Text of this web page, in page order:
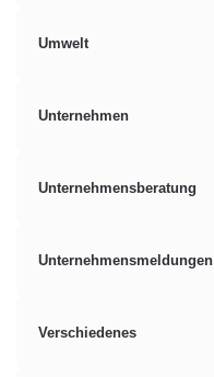
Umwelt
Unternehmen
Unternehmensberatung
Unternehmensmeldungen
Verschiedenes